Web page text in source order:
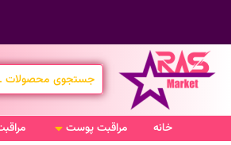
خانه مراقبت پوست